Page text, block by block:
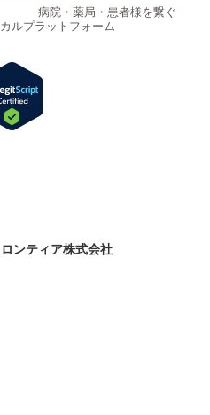
病院・薬局・患者様を繋ぐ
ルプラットフォーム
ンティア株式会社